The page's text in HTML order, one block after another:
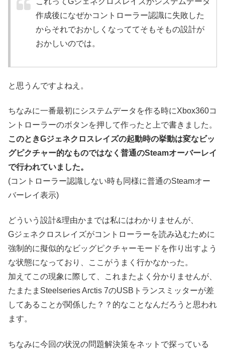
作成後になぜかコントローラー認識に失敗した
からそれでおかしくなっててそもそもの設計が
おかしいのでは。
と思うんですよねえ。
ちなみに一番最初にシステムデータを作る時にXbox360コ
ントローラーのボタンを押して作ったと上で書きました。
このときGジェネクロスレイズの起動時の挙動は変なビッ
グピクチャー的なものではなく普通のSteamオーバーレイ
で行われていました。
(コントローラー認識しない時も同様に普通のSteamオー
バーレイ表示)
どういう設計&理由かまでは私にはわかりませんが、
Gジェネクロスレイズがコントローラーを読み込むために
強制的に擬似的なビッグピクチャーモードを作り出すよう
な状態になっており、ここがうまく行かなかった。
加えてこの現象に際して、これまたよく分かりませんが、
たまたまSteelseries Arctis 7のUSBトランスミッターが差
してあることが関係した？？的なことなんだろうと思われ
ます。
ちなみに今回の状況の問題解決策をネットで探っている